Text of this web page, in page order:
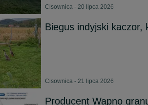
Cisownica - 20 lipca 2026
Biegus indyjski kaczor,
Cisownica - 21 lipca 2026
Producent Wapno